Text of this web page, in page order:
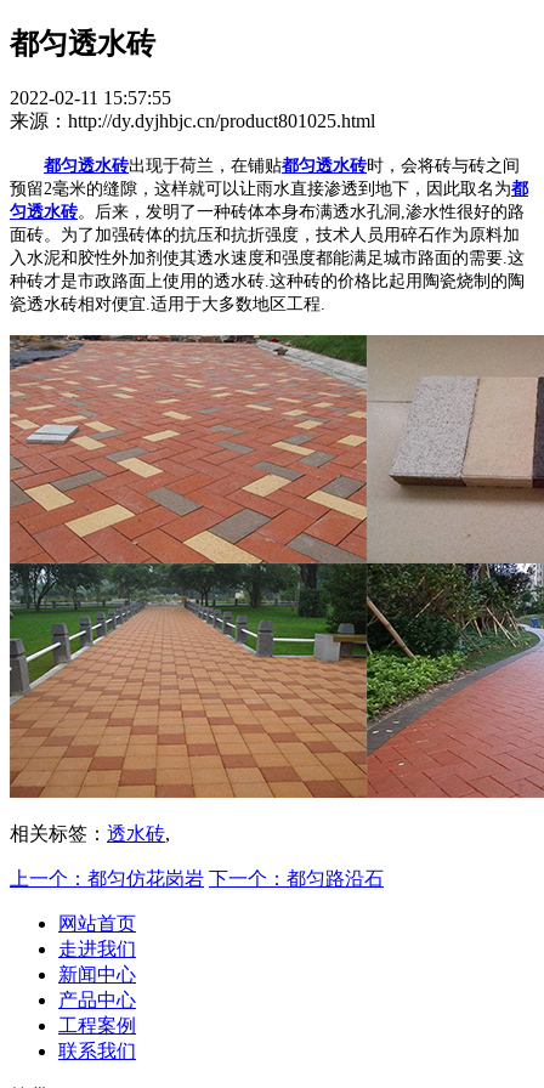
都匀透水砖
2022-02-11 15:57:55
来源：http://dy.dyjhbjc.cn/product801025.html
都匀透水砖出现于荷兰，在铺贴都匀透水砖时，会将砖与砖之间
预留2毫米的缝隙，这样就可以让雨水直接渗透到地下，因此取名为都
匀透水砖。后来，发明了一种砖体本身布满透水孔洞,渗水性很好的路
面砖。为了加强砖体的抗压和抗折强度，技术人员用碎石作为原料加
入水泥和胶性外加剂使其透水速度和强度都能满足城市路面的需要.这
种砖才是市政路面上使用的透水砖.这种砖的价格比起用陶瓷烧制的陶
瓷透水砖相对便宜.适用于大多数地区工程.
相关标签： 透水砖,
上一个：都匀仿花岗岩 下一个：都匀路沿石
网站首页
走进我们
新闻中心
产品中心
工程案例
联系我们